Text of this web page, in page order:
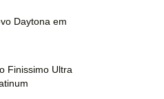
Daytona em
Finissimo Ultra